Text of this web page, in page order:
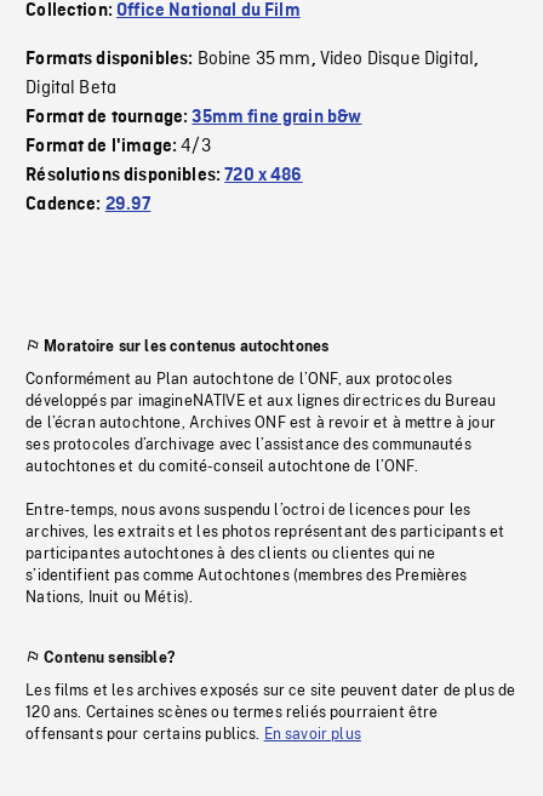
Collection:Office National du Film
Formats disponibles: Bobine 35 mm, Video Disque Digital,
Digital Beta
Format de tournage:35mm fine grain b&w
Format de l'image:4/3
Résolutions disponibles:720 x 486
Cadence: 29.97
Moratoire sur les contenus autochtones
Conformément au Plan autochtone de l’ONF, aux protocoles
développés par imagineNATIVE et aux lignes directrices du Bureau
de l’écran autochtone, Archives ONF est à revoir et à mettre à jour
ses protocoles d’archivage avec l’assistance des communautés
autochtones et du comité-conseil autochtone de l’ONF.
Entre-temps, nous avons suspendu l’octroi de licences pour les
archives, les extraits et les photos représentant des participants et
participantes autochtones à des clients ou clientes qui ne
s’identifient pas comme Autochtones (membres des Premières
Nations, Inuit ou Métis).
Contenu sensible?
Les films et les archives exposés sur ce site peuvent dater de plus de
120 ans. Certaines scènes ou termes reliés pourraient être
offensants pour certains publics. En savoir plus